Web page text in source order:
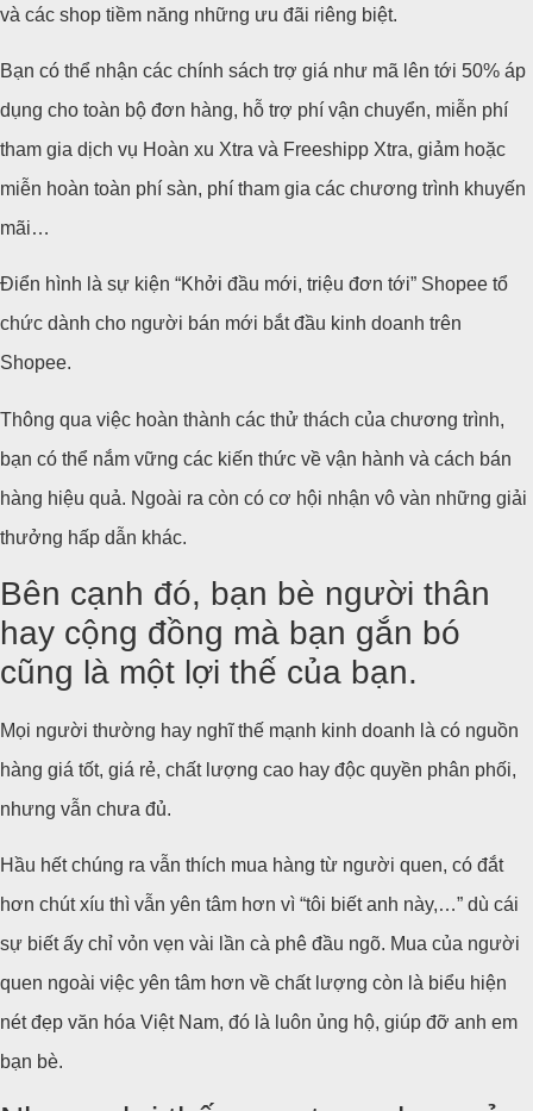
và các shop tiềm năng những ưu đãi riêng biệt.
Bạn có thể nhận các chính sách trợ giá như mã lên tới 50% áp
dụng cho toàn bộ đơn hàng, hỗ trợ phí vận chuyển, miễn phí
tham gia dịch vụ Hoàn xu Xtra và Freeshipp Xtra, giảm hoặc
miễn hoàn toàn phí sàn, phí tham gia các chương trình khuyến
mãi…
Điển hình là sự kiện “Khởi đầu mới, triệu đơn tới” Shopee tổ
chức dành cho người bán mới bắt đầu kinh doanh trên
Shopee.
Thông qua việc hoàn thành các thử thách của chương trình,
bạn có thể nắm vững các kiến thức về vận hành và cách bán
hàng hiệu quả. Ngoài ra còn có cơ hội nhận vô vàn những giải
thưởng hấp dẫn khác.
Bên cạnh đó, bạn bè người thân
hay cộng đồng mà bạn gắn bó
cũng là một lợi thế của bạn.
Mọi người thường hay nghĩ thế mạnh kinh doanh là có nguồn
hàng giá tốt, giá rẻ, chất lượng cao hay độc quyền phân phối,
nhưng vẫn chưa đủ.
Hầu hết chúng ra vẫn thích mua hàng từ người quen, có đắt
hơn chút xíu thì vẫn yên tâm hơn vì “tôi biết anh này,…” dù cái
sự biết ấy chỉ vỏn vẹn vài lần cà phê đầu ngõ. Mua của người
quen ngoài việc yên tâm hơn về chất lượng còn là biểu hiện
nét đẹp văn hóa Việt Nam, đó là luôn ủng hộ, giúp đỡ anh em
bạn bè.